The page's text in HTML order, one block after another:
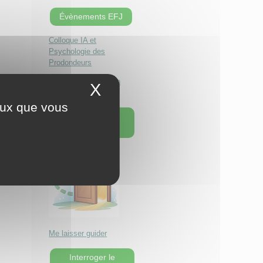
Évènements EFJ
Colloque IA et
Psychologie des
Prodondeurs
Séminaire Le chemin
d'individuation
Me laisser guider
Interroger le
que vous
X Masquer le